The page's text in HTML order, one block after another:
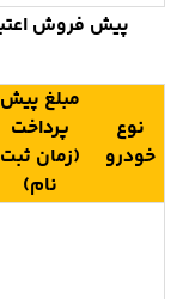
نوع
خودرو
مبلغ پیش
پرداخت
(زمان ثبت
نام)